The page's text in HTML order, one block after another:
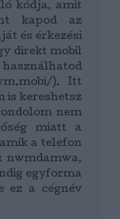
kódja, amit
kapod az
és érkezési
direkt mobil
). Itt
is kereshetsz
nem
miatt a
a telefon
nwmdamwa,
egyforma
ez a cégnév